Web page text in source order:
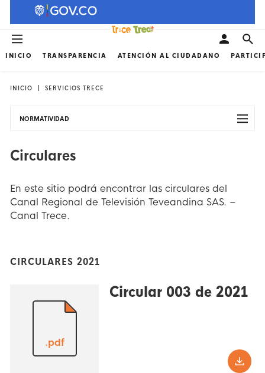
INICIO TRANSPARENCIA ATENCIÓN AL CIUDADANO
INICIO SERVICIOS TRECE
NORMATIVIDAD
Circulares
En este sitio podrá encontrar las circulares del
Canal Regional de Televisión Teveandina SAS. –
Canal Trece.
CIRCULARES 2021
.pdf
Circular 003 de 2021